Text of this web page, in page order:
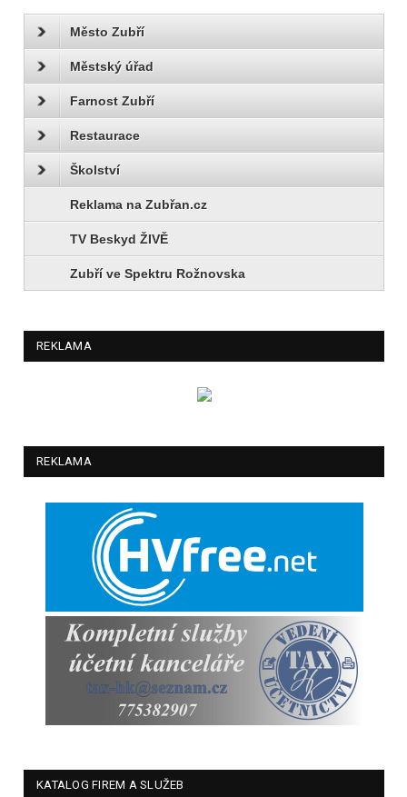
Město Zubří
Městský úřad
Farnost Zubří
Restaurace
Školství
Reklama na Zubřan.cz
TV Beskyd ŽIVĚ
Zubří ve Spektru Rožnovska
REKLAMA
REKLAMA
KATALOG FIREM A SLUŽEB